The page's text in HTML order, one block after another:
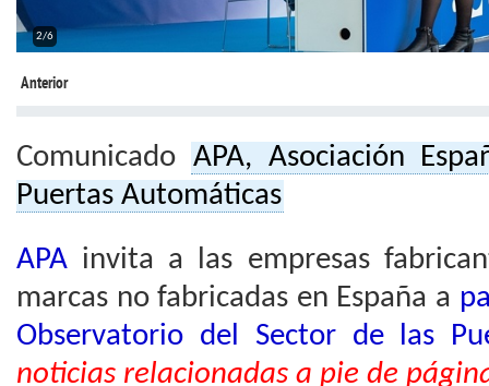
2/6
Anterior
Comunicado APA, Asociación
Puertas Automáticas
APA invita a las empresas
marcas no fabricadas en España a
Observatorio del Sector de las
noticias relacionadas a pie de